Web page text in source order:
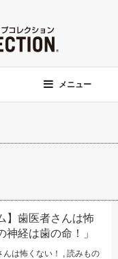
メニュー
】歯医者さんは怖
神経は歯の命！」
んは怖くない！ , 読みもの